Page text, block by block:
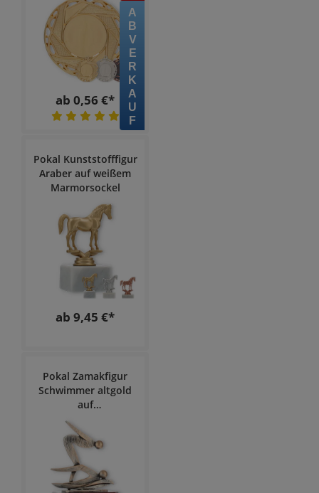
ABVERKAUF
ab 0,56 €*
Pokal Kunststofffigur
Araber auf weißem
Marmorsockel
ab 9,45 €*
Pokal Zamakfigur
Schwimmer altgold
auf
mahagonifarbenen
Holzsockel